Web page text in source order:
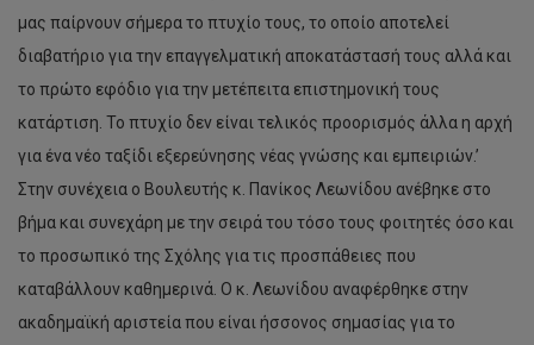
μας παίρνουν σήμερα το πτυχίο τους, το οποίο αποτελεί
διαβατήριο για την επαγγελματική αποκατάστασή τους αλλά και
το πρώτο εφόδιο για την μετέπειτα επιστημονική τους
κατάρτιση. Το πτυχίο δεν είναι τελικός προορισμός άλλα η αρχή
για ένα νέο ταξίδι εξερεύνησης νέας γνώσης και εμπειριών.’
Στην συνέχεια ο Βουλευτής κ. Πανίκος Λεωνίδου ανέβηκε στο
βήμα και συνεχάρη με την σειρά του τόσο τους φοιτητές όσο και
το προσωπικό της Σχόλης για τις προσπάθειες που
καταβάλλουν καθημερινά. Ο κ. Λεωνίδου αναφέρθηκε στην
ακαδημαϊκή αριστεία που είναι ήσσονος σημασίας για το